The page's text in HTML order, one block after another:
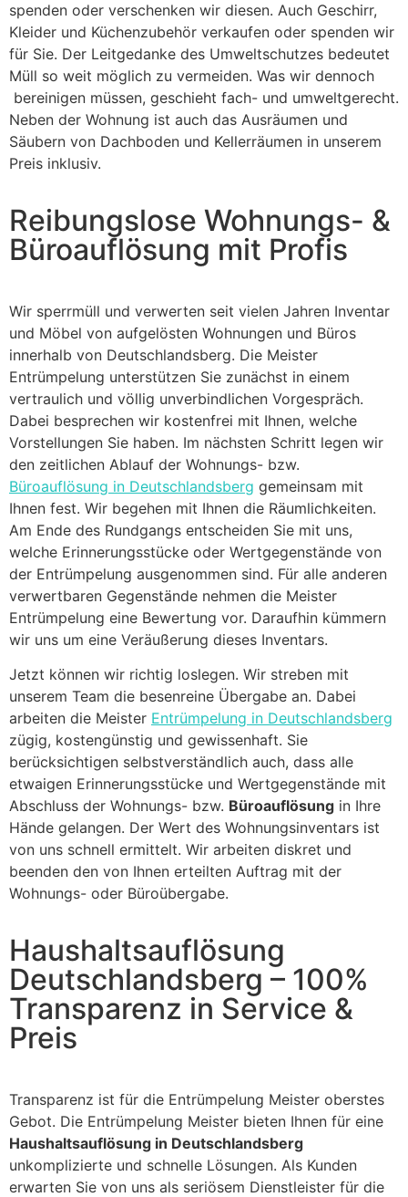
spenden oder verschenken wir diesen. Auch Geschirr,
Kleider und Küchenzubehör verkaufen oder spenden wir
für Sie. Der Leitgedanke des Umweltschutzes bedeutet
Müll so weit möglich zu vermeiden. Was wir dennoch
bereinigen müssen, geschieht fach- und umweltgerecht.
Neben der Wohnung ist auch das Ausräumen und
Säubern von Dachboden und Kellerräumen in unserem
Preis inklusiv.
Reibungslose Wohnungs- &
Büroauflösung mit Profis
Wir sperrmüll und verwerten seit vielen Jahren Inventar
und Möbel von aufgelösten Wohnungen und Büros
innerhalb von Deutschlandsberg. Die Meister
Entrümpelung unterstützen Sie zunächst in einem
vertraulich und völlig unverbindlichen Vorgespräch.
Dabei besprechen wir kostenfrei mit Ihnen, welche
Vorstellungen Sie haben. Im nächsten Schritt legen wir
den zeitlichen Ablauf der Wohnungs- bzw.
Büroauflösung in Deutschlandsberg gemeinsam mit
Ihnen fest. Wir begehen mit Ihnen die Räumlichkeiten.
Am Ende des Rundgangs entscheiden Sie mit uns,
welche Erinnerungsstücke oder Wertgegenstände von
der Entrümpelung ausgenommen sind. Für alle anderen
verwertbaren Gegenstände nehmen die Meister
Entrümpelung eine Bewertung vor. Daraufhin kümmern
wir uns um eine Veräußerung dieses Inventars.
Jetzt können wir richtig loslegen. Wir streben mit
unserem Team die besenreine Übergabe an. Dabei
arbeiten die Meister Entrümpelung in Deutschlandsberg
zügig, kostengünstig und gewissenhaft. Sie
berücksichtigen selbstverständlich auch, dass alle
etwaigen Erinnerungsstücke und Wertgegenstände mit
Abschluss der Wohnungs- bzw. Büroauflösung in Ihre
Hände gelangen. Der Wert des Wohnungsinventars ist
von uns schnell ermittelt. Wir arbeiten diskret und
beenden den von Ihnen erteilten Auftrag mit der
Wohnungs- oder Büroübergabe.
Haushaltsauflösung
Deutschlandsberg – 100%
Transparenz in Service &
Preis
Transparenz ist für die Entrümpelung Meister oberstes
Gebot. Die Entrümpelung Meister bieten Ihnen für eine
Haushaltsauflösung in Deutschlandsberg
unkomplizierte und schnelle Lösungen. Als Kunden
erwarten Sie von uns als seriösem Dienstleister für die